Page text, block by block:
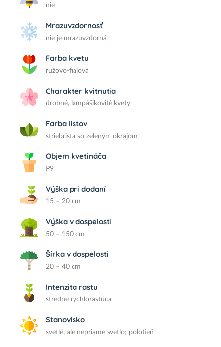
nie
Mrazuvzdornosť
nie je mrazuvzdorná
Farba kvetu
ružovo-fialová
Charakter kvitnutia
drobné, lampášikovité kvety
Farba listov
striebristá so zeleným okrajom
Objem kvetináča
P9
Výška pri dodaní
15 – 20 cm
Výška v dospelosti
50 – 150 cm
Šírka v dospelosti
20 – 40 cm
Intenzita rastu
stredne rýchlorastúca
Stanovisko
svetlé, ale nepriame svetlo; polotieň